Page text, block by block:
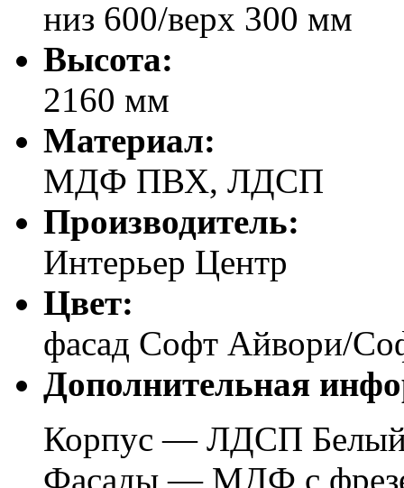
низ 600/верх 300 мм
Высота:
2160 мм
Материал:
МДФ ПВХ, ЛДСП
Производитель:
Интерьер Центр
Цвет:
фасад Софт Айвори/
Дополнительная
Корпус — ЛДСП
Фасады — МДФ с